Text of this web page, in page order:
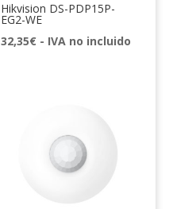
Hikvision DS-PDP15P-
EG2-WE
32,35€ - IVA no incluido